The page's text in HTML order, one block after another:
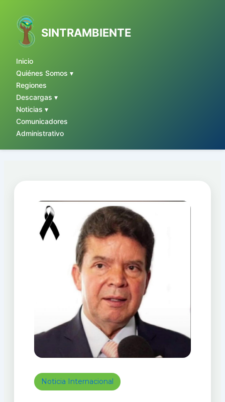
SINTRAMBIENTE
Inicio
Quiénes Somos ▾
Regiones
Descargas ▾
Noticias ▾
Comunicadores
Administrativo
contenido
Noticia Internacional